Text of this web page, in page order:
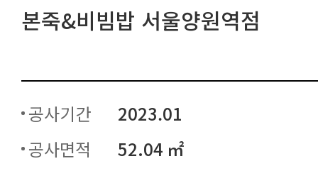
본죽&비빔밥 서울양원역점
공사기간
2023.01
공사면적
52.04 ㎡